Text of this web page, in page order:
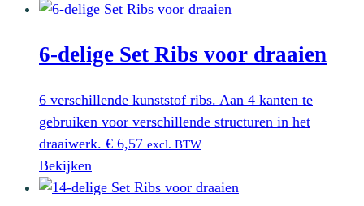
6-delige Set Ribs voor draaien
6 verschillende kunststof ribs. Aan 4 kanten te
gebruiken voor verschillende structuren in het
draaiwerk. € 6,57 excl. BTW
Bekijken